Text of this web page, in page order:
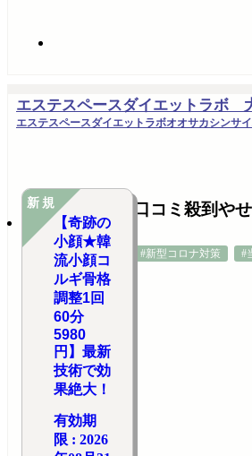
エステスペースダイエットラボ
エステスペースダイエットラボオオサカシンサ
口コミ殺到や
#新型コロナ対策 #
新規
【奇跡の
小顔★韓
流小顔コ
ルギ骨格
調整1回
60分
5980
円】最新
技術で効
果絶大！
有効期
限 : 2026